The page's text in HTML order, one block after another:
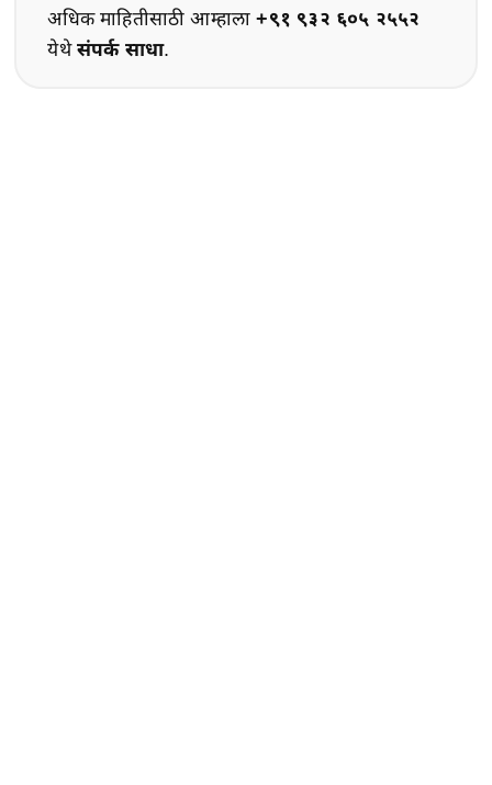
अधिक माहितीसाठी आम्हाला+९१ ९३२ ६०५ २५५२
येथेसंपर्क साधा.